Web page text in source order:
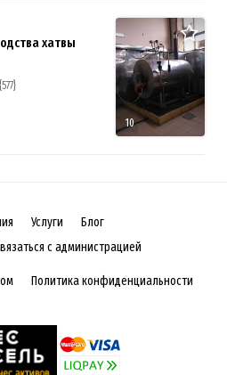
10
хатвы
Услуги
Блог
с администрацией
Политика конфиденциальности